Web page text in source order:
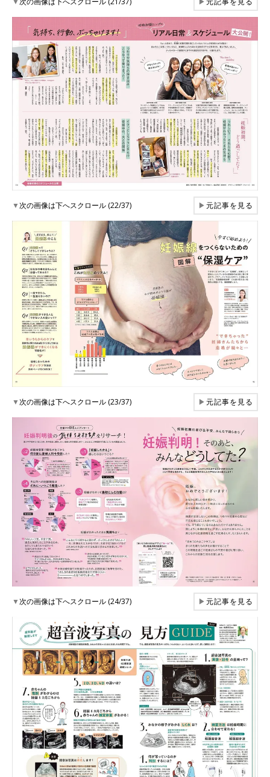
▼次の画像は下へスクロール (22/37) ▶元記事を見る
▼次の画像は下へスクロール (23/37) ▶元記事を見る
▼次の画像は下へスクロール (24/37) ▶元記事を見る